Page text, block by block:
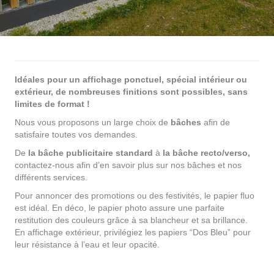
Idéales pour un affichage ponctuel, spécial intérieur ou
extérieur, de nombreuses finitions sont possibles, sans
limites de format !
Nous vous proposons un large choix de bâches afin de
satisfaire toutes vos demandes.
De la bâche publicitaire standard à la bâche recto/verso,
contactez-nous afin d’en savoir plus sur nos bâches et nos
différents services.
Pour annoncer des promotions ou des festivités, le papier fluo
est idéal. En déco, le papier photo assure une parfaite
restitution des couleurs grâce à sa blancheur et sa brillance.
En affichage extérieur, privilégiez les papiers “Dos Bleu” pour
leur résistance à l’eau et leur opacité.